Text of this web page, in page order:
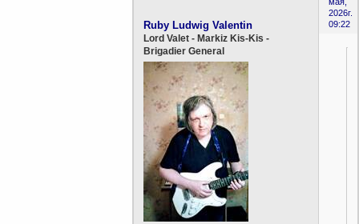
2026г.
09:22
Ruby Ludwig Valentin
Lord Valet - Markiz Kis-Kis -
Brigadier General